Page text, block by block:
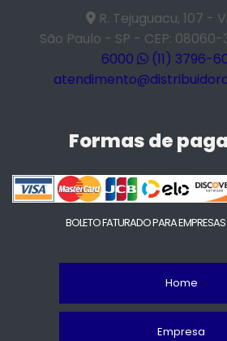
R. Tejuguacu, 107 -
São Paulo - SP - CEP: 08060-
6000
(11) 3796-
Formas de
BOLETO FATURADO PARA EMPRESAS
Home
Empresa